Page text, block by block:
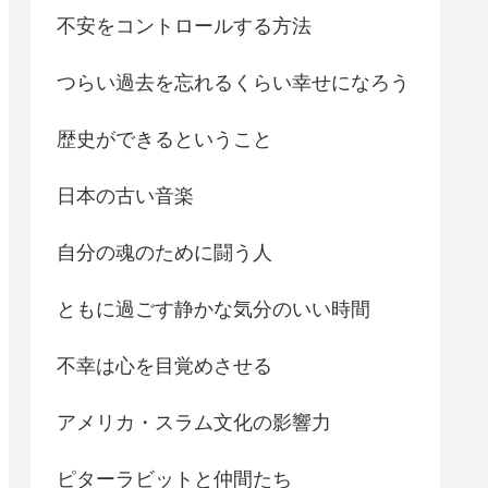
不安をコントロールする方法
つらい過去を忘れるくらい幸せになろう
歴史ができるということ
日本の古い音楽
自分の魂のために闘う人
ともに過ごす静かな気分のいい時間
不幸は心を目覚めさせる
アメリカ・スラム文化の影響力
ピターラビットと仲間たち